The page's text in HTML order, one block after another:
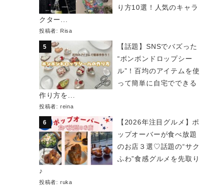
り方10選！人気のキャラ
クター...
投稿者: Risa
【話題】SNSでバズった
“ボンボンドロップシー
ル”！百均のアイテムを使
って簡単に自宅でできる
作り方を...
投稿者: reina
【2026年注目グルメ】ポ
ップオーバーが食べ放題
のお店３選♡話題の“サク
ふわ”食感グルメを先取り
♪
投稿者: ruka